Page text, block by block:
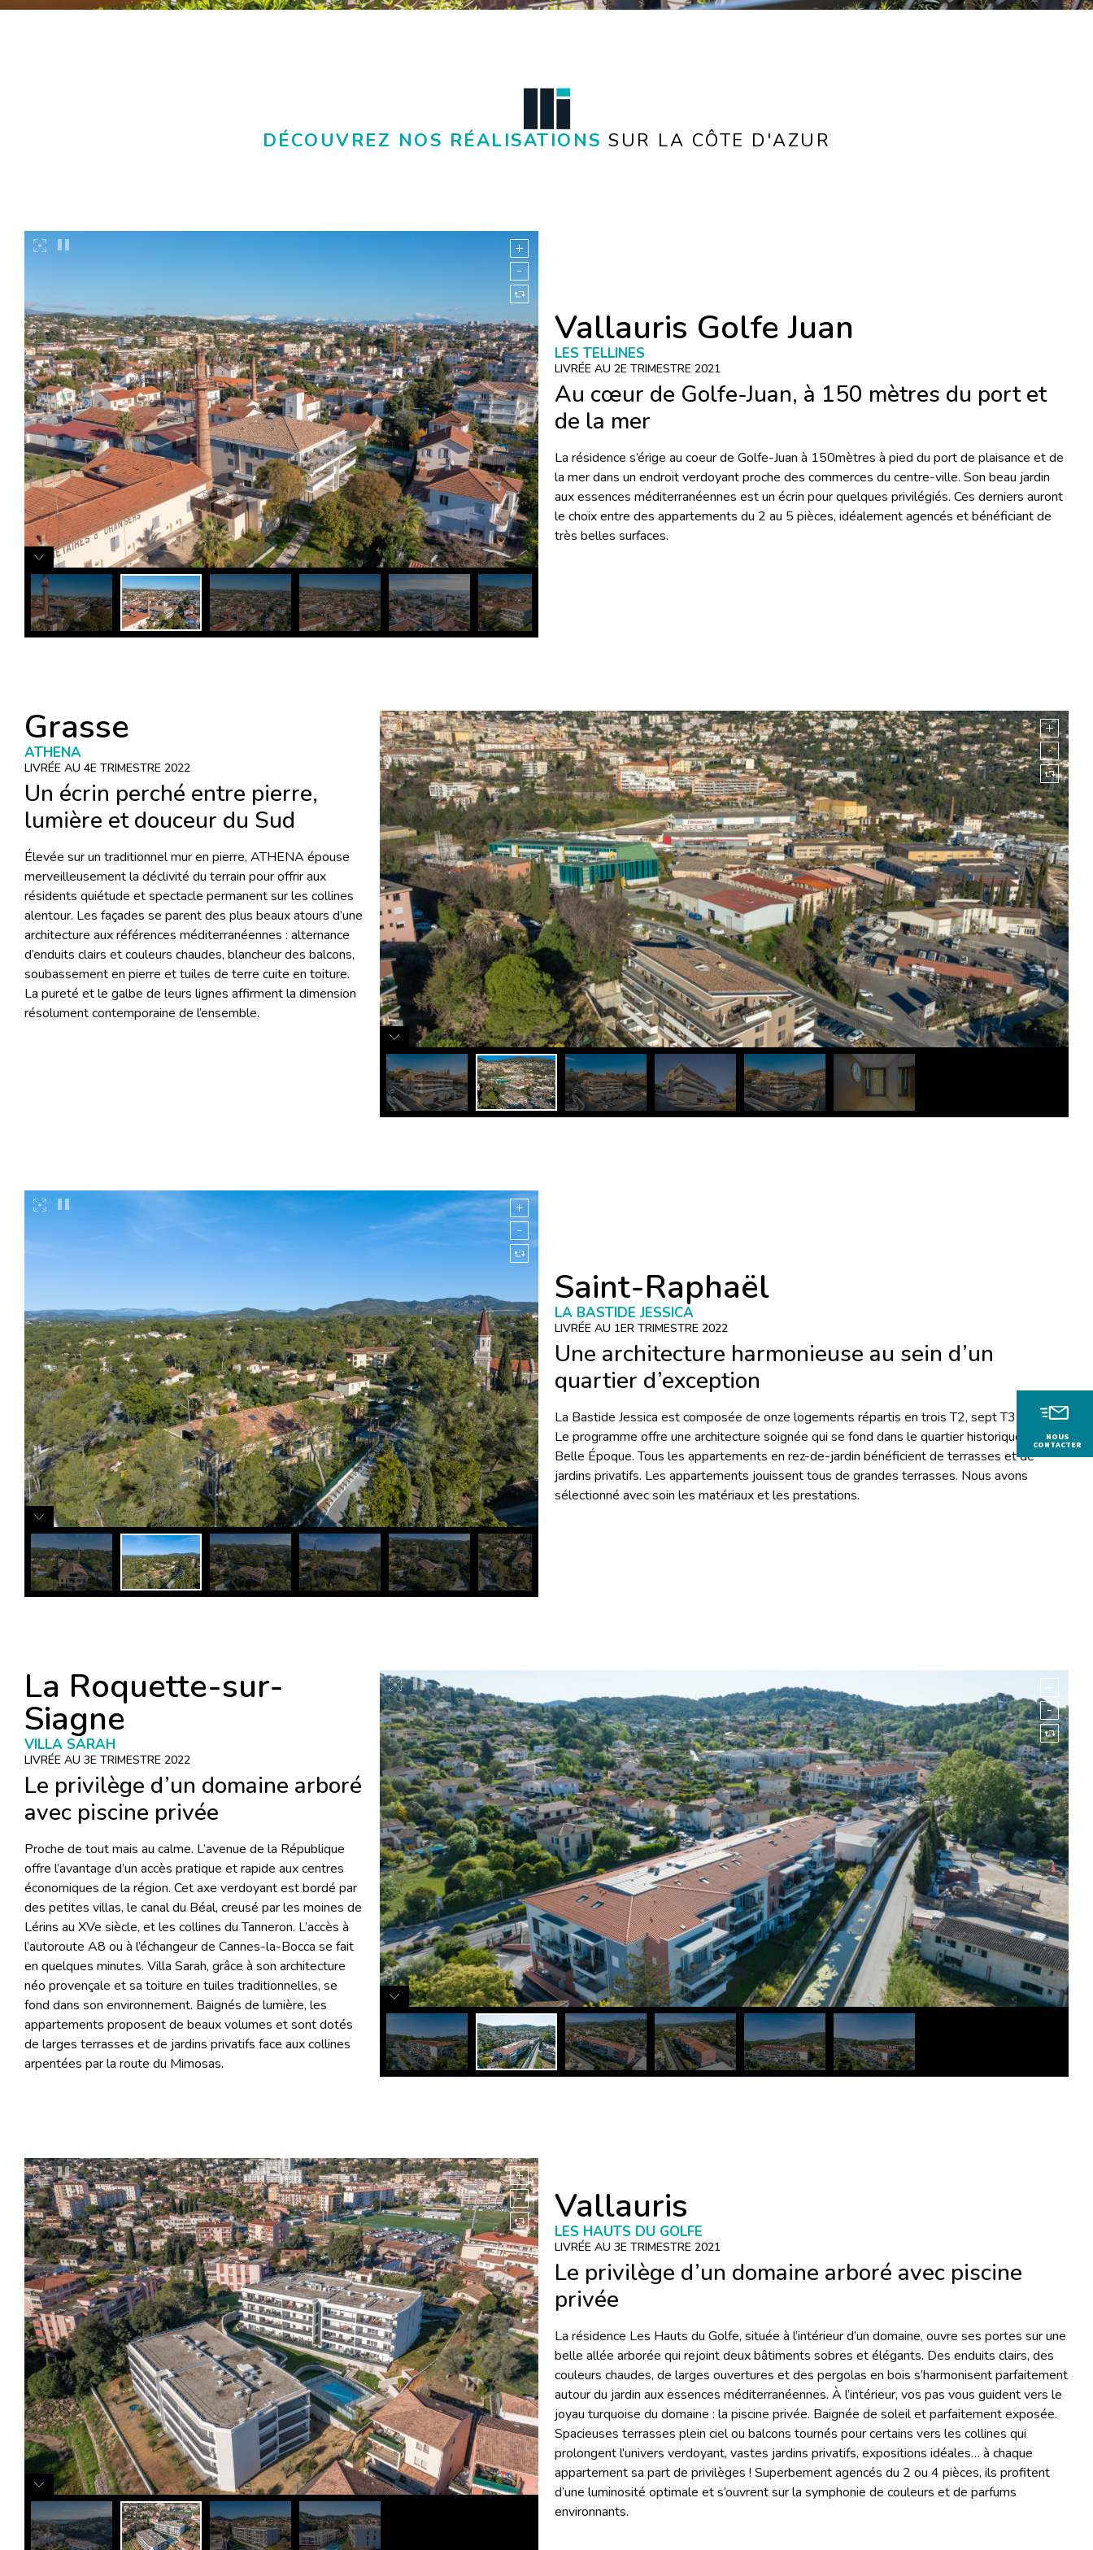
NOUS
CONTACTER
DÉCOUVREZ NOS RÉALISATIONS SUR LA CÔTE D'AZUR
Vallauris Golfe Juan
LES TELLINES
LIVRÉE AU 2E TRIMESTRE 2021
Au cœur de Golfe-Juan, à 150 mètres du port et
de la mer
La résidence s’érige au coeur de Golfe-Juan à 150mètres à pied du port de plaisance et de
la mer dans un endroit verdoyant proche des commerces du centre-ville. Son beau jardin
aux essences méditerranéennes est un écrin pour quelques privilégiés. Ces derniers auront
le choix entre des appartements du 2 au 5 pièces, idéalement agencés et bénéficiant de
très belles surfaces.
Grasse
ATHENA
LIVRÉE AU 4E TRIMESTRE 2022
Un écrin perché entre pierre,
lumière et douceur du Sud
Élevée sur un traditionnel mur en pierre, ATHENA épouse
merveilleusement la déclivité du terrain pour offrir aux
résidents quiétude et spectacle permanent sur les collines
alentour. Les façades se parent des plus beaux atours d’une
architecture aux références méditerranéennes : alternance
d’enduits clairs et couleurs chaudes, blancheur des balcons,
soubassement en pierre et tuiles de terre cuite en toiture.
La pureté et le galbe de leurs lignes affirment la dimension
résolument contemporaine de l’ensemble.
Saint-Raphaël
LA BASTIDE JESSICA
LIVRÉE AU 1ER TRIMESTRE 2022
Une architecture harmonieuse au sein d’un
quartier d’exception
La Bastide Jessica est composée de onze logements répartis en trois T2, sept T3 et un T4.
Le programme offre une architecture soignée qui se fond dans le quartier historique de la
Belle Époque. Tous les appartements en rez-de-jardin bénéficient de terrasses et de
jardins privatifs. Les appartements jouissent tous de grandes terrasses. Nous avons
sélectionné avec soin les matériaux et les prestations.
La Roquette-sur-
Siagne
VILLA SARAH
LIVRÉE AU 3E TRIMESTRE 2022
Le privilège d’un domaine arboré
avec piscine privée
Proche de tout mais au calme. L’avenue de la République
offre l’avantage d’un accès pratique et rapide aux centres
économiques de la région. Cet axe verdoyant est bordé par
des petites villas, le canal du Béal, creusé par les moines de
Lérins au XVe siècle, et les collines du Tanneron. L’accès à
l’autoroute A8 ou à l’échangeur de Cannes-la-Bocca se fait
en quelques minutes. Villa Sarah, grâce à son architecture
néo provençale et sa toiture en tuiles traditionnelles, se
fond dans son environnement. Baignés de lumière, les
appartements proposent de beaux volumes et sont dotés
de larges terrasses et de jardins privatifs face aux collines
arpentées par la route du Mimosas.
Vallauris
LES HAUTS DU GOLFE
LIVRÉE AU 3E TRIMESTRE 2021
Le privilège d’un domaine arboré avec piscine
privée
La résidence Les Hauts du Golfe, située à l’intérieur d’un domaine, ouvre ses portes sur une
belle allée arborée qui rejoint deux bâtiments sobres et élégants. Des enduits clairs, des
couleurs chaudes, de larges ouvertures et des pergolas en bois s’harmonisent parfaitement
autour du jardin aux essences méditerranéennes. À l’intérieur, vos pas vous guident vers le
joyau turquoise du domaine : la piscine privée. Baignée de soleil et parfaitement exposée.
Spacieuses terrasses plein ciel ou balcons tournés pour certains vers les collines qui
prolongent l’univers verdoyant, vastes jardins privatifs, expositions idéales… à chaque
appartement sa part de privilèges ! Superbement agencés du 2 ou 4 pièces, ils profitent
d’une luminosité optimale et s’ouvrent sur la symphonie de couleurs et de parfums
environnants.